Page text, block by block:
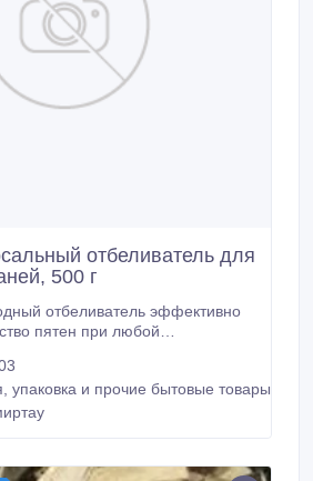
отбеливатель для
500 г
отбеливатель эффективно
пятен при любой
также цветных
но когда он
пути, обнаружила,
упаковка и прочие бытовые товары